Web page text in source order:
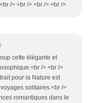
/> <br /> <br /> <br />
cette élégante et
/> <br />
pour la Nature est
solitaires.<br />
romantiques dans le